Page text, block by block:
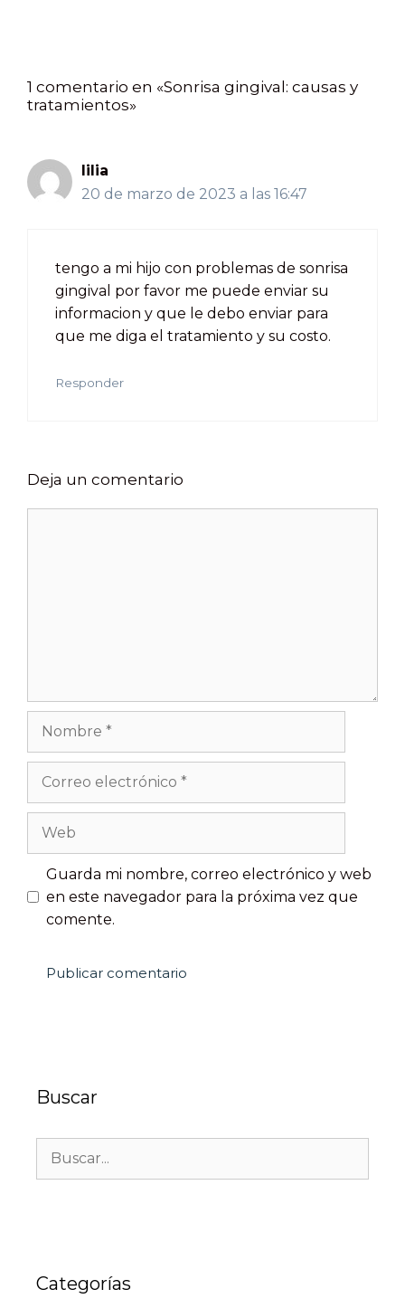
1 comentario en «Sonrisa gingival: causas y
tratamientos»
lilia
20 de marzo de 2023 a las 16:47
tengo a mi hijo con problemas de sonrisa
gingival por favor me puede enviar su
informacion y que le debo enviar para
que me diga el tratamiento y su costo.
Responder
Deja un comentario
Guarda mi nombre, correo electrónico y web
en este navegador para la próxima vez que
comente.
Buscar
Categorías